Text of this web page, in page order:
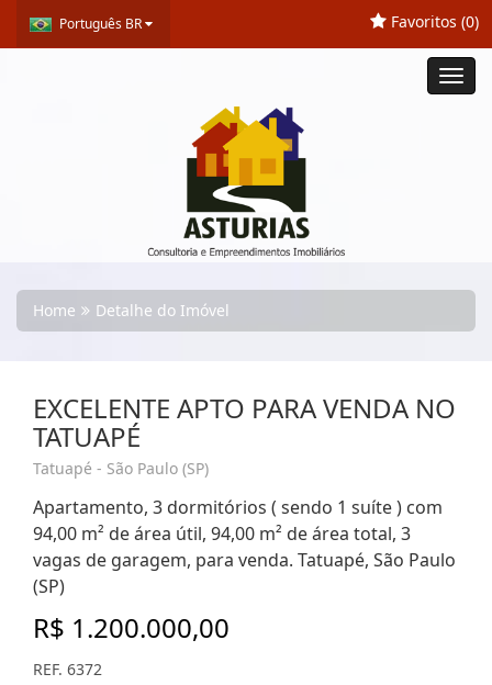
Português BR Favoritos (0)
Home Detalhe do Imóvel
EXCELENTE APTO PARA VENDA NO
TATUAPÉ
Tatuapé - São Paulo (SP)
Apartamento, 3 dormitórios ( sendo 1 suíte ) com
94,00 m² de área útil, 94,00 m² de área total, 3
vagas de garagem, para venda. Tatuapé, São Paulo
(SP)
R$ 1.200.000,00
REF. 6372